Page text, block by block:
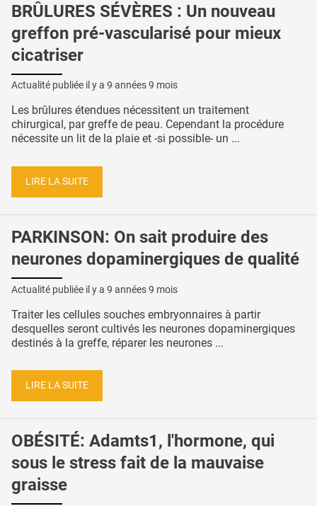
BRÛLURES SÉVÈRES : Un nouveau
greffon pré-vascularisé pour mieux
cicatriser
Actualité publiée il y a 9 années 9 mois
Les brûlures étendues nécessitent un traitement
chirurgical, par greffe de peau. Cependant la procédure
nécessite un lit de la plaie et -si possible- un ...
LIRE LA SUITE
PARKINSON: On sait produire des
neurones dopaminergiques de qualité
Actualité publiée il y a 9 années 9 mois
Traiter les cellules souches embryonnaires à partir
desquelles seront cultivés les neurones dopaminergiques
destinés à la greffe, réparer les neurones ...
LIRE LA SUITE
OBÉSITÉ: Adamts1, l'hormone, qui
sous le stress fait de la mauvaise
graisse